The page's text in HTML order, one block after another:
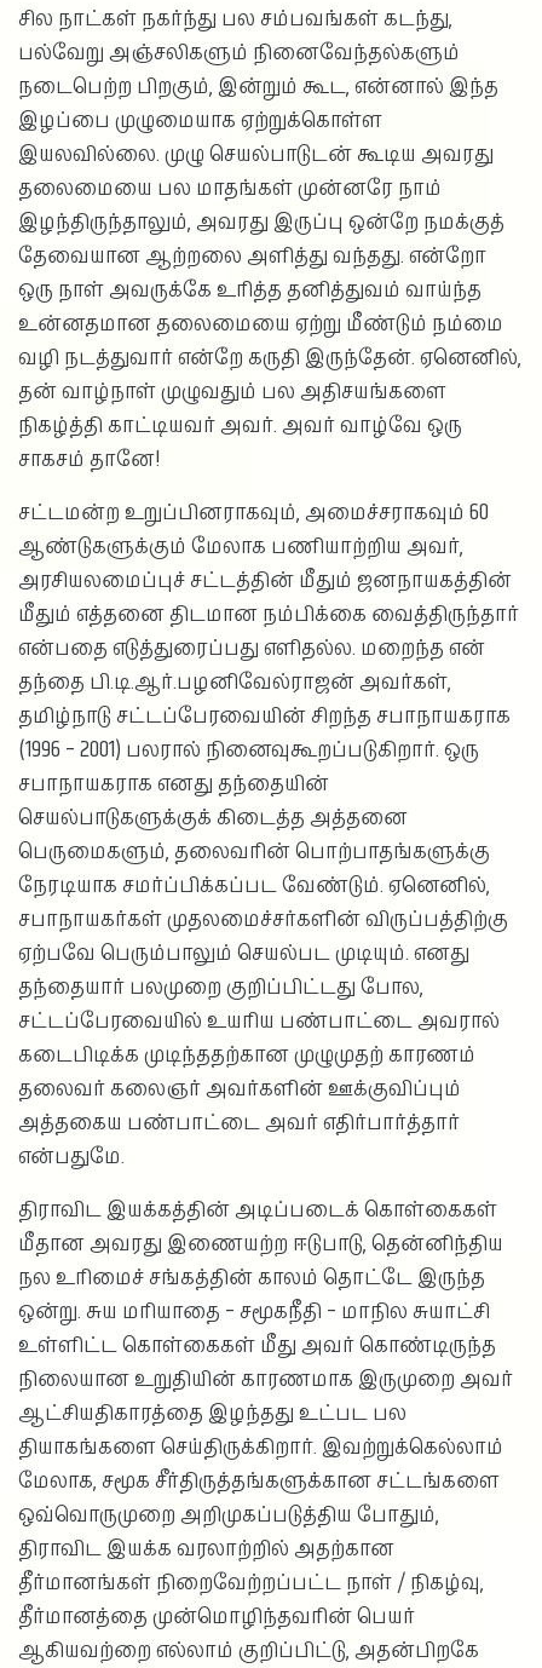
சில நாட்கள் நகர்ந்து பல சம்பவங்கள் கடந்து,
பல்வேறு அஞ்சலிகளும் நினைவேந்தல்களும்
நடைபெற்ற பிறகும், இன்றும் கூட, என்னால் இந்த
இழப்பை முழுமையாக ஏற்றுக்கொள்ள
இயலவில்லை. முழு செயல்பாடுடன் கூடிய அவரது
தலைமையை பல மாதங்கள் முன்னரே நாம்
இழந்திருந்தாலும், அவரது இருப்பு ஒன்றே நமக்குத்
தேவையான ஆற்றலை அளித்து வந்தது. என்றோ
ஒரு நாள் அவருக்கே உரித்த தனித்துவம் வாய்ந்த
உன்னதமான தலைமையை ஏற்று மீண்டும் நம்மை
வழி நடத்துவார் என்றே கருதி இருந்தேன். ஏனெனில்,
தன் வாழ்நாள் முழுவதும் பல அதிசயங்களை
நிகழ்த்தி காட்டியவர் அவர். அவர் வாழ்வே ஒரு
சாகசம் தானே!
சட்டமன்ற உறுப்பினராகவும், அமைச்சராகவும் 60
ஆண்டுகளுக்கும் மேலாக பணியாற்றிய அவர்,
அரசியலமைப்புச் சட்டத்தின் மீதும் ஜனநாயகத்தின்
மீதும் எத்தனை திடமான நம்பிக்கை வைத்திருந்தார்
என்பதை எடுத்துரைப்பது எளிதல்ல. மறைந்த என்
தந்தை பி.டி.ஆர்.பழனிவேல்ராஜன் அவர்கள்,
தமிழ்நாடு சட்டப்பேரவையின் சிறந்த சபாநாயகராக
(1996 – 2001) பலரால் நினைவுகூறப்படுகிறார். ஒரு
சபாநாயகராக எனது தந்தையின்
செயல்பாடுகளுக்குக் கிடைத்த அத்தனை
பெருமைகளும், தலைவரின் பொற்பாதங்களுக்கு
நேரடியாக சமர்ப்பிக்கப்பட வேண்டும். ஏனெனில்,
சபாநாயகர்கள் முதலமைச்சர்களின் விருப்பத்திற்கு
ஏற்பவே பெரும்பாலும் செயல்பட முடியும். எனது
தந்தையார் பலமுறை குறிப்பிட்டது போல,
சட்டப்பேரவையில் உயரிய பண்பாட்டை அவரால்
கடைபிடிக்க முடிந்ததற்கான முழுமுதற் காரணம்
தலைவர் கலைஞர் அவர்களின் ஊக்குவிப்பும்
அத்தகைய பண்பாட்டை அவர் எதிர்பார்த்தார்
என்பதுமே.
திராவிட இயக்கத்தின் அடிப்படைக் கொள்கைகள்
மீதான அவரது இணையற்ற ஈடுபாடு, தென்னிந்திய
நல உரிமைச் சங்கத்தின் காலம் தொட்டே இருந்த
ஒன்று. சுய மரியாதை – சமூகநீதி – மாநில சுயாட்சி
உள்ளிட்ட கொள்கைகள் மீது அவர் கொண்டிருந்த
நிலையான உறுதியின் காரணமாக இருமுறை அவர்
ஆட்சியதிகாரத்தை இழந்தது உட்பட பல
தியாகங்களை செய்திருக்கிறார். இவற்றுக்கெல்லாம்
மேலாக, சமூக சீர்திருத்தங்களுக்கான சட்டங்களை
ஒவ்வொருமுறை அறிமுகப்படுத்திய போதும்,
திராவிட இயக்க வரலாற்றில் அதற்கான
தீர்மானங்கள் நிறைவேற்றப்பட்ட நாள் / நிகழ்வு,
தீர்மானத்தை முன்மொழிந்தவரின் பெயர்
ஆகியவற்றை எல்லாம் குறிப்பிட்டு, அதன்பிறகே